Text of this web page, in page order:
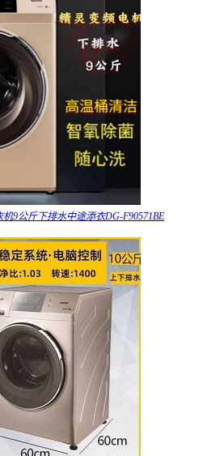
9公斤下排水中途添衣DG-F90571BE